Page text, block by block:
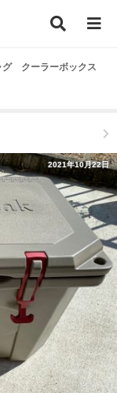
グ クーラーボックス
2021年10月22日